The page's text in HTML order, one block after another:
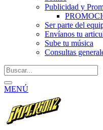
Publicidad y
Ser parte del
Envíanos tu
Sube tu música
Consultas
MENÚ